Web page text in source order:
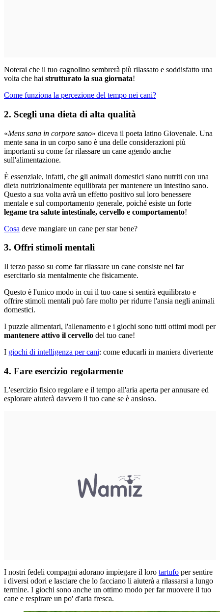
Noterai che il tuo cagnolino sembrerà più rilassato e soddisfatto una
volta che hai strutturato la sua giornata!
Come funziona la percezione del tempo nei cani?
2. Scegli una dieta di alta qualità
«Mens sana in corpore sano» diceva il poeta latino Giovenale. Una
mente sana in un corpo sano è una delle considerazioni più
importanti su come far rilassare un cane agendo anche
sull'alimentazione.
È essenziale, infatti, che gli animali domestici siano nutriti con una
dieta nutrizionalmente equilibrata per mantenere un intestino sano.
Questo a sua volta avrà un effetto positivo sul loro benessere
mentale e sul comportamento generale, poiché esiste un forte
legame tra salute intestinale, cervello e comportamento!
Cosa deve mangiare un cane per star bene?
3. Offri stimoli mentali
Il terzo passo su come far rilassare un cane consiste nel far
esercitarlo sia mentalmente che fisicamente.
Questo è l'unico modo in cui il tuo cane si sentirà equilibrato e
offrire stimoli mentali può fare molto per ridurre l'ansia negli animali
domestici.
I puzzle alimentari, l'allenamento e i giochi sono tutti ottimi modi per
mantenere attivo il cervello del tuo cane!
I giochi di intelligenza per cani: come educarli in maniera divertente
4. Fare esercizio regolarmente
L'esercizio fisico regolare e il tempo all'aria aperta per annusare ed
esplorare aiuterà davvero il tuo cane se è ansioso.
I nostri fedeli compagni adorano impiegare il loro tartufo per sentire
i diversi odori e lasciare che lo facciano li aiuterà a rilassarsi a lungo
termine. I giochi sono anche un ottimo modo per far muovere il tuo
cane e respirare un po' d'aria fresca.